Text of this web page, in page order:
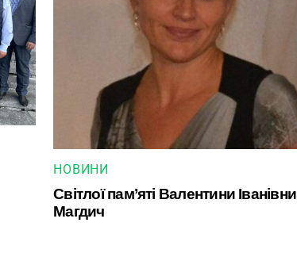
НОВИНИ
Світлої пам’яті Валентини Іванівни
Магдич